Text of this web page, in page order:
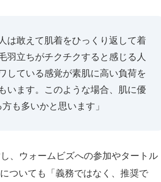
は敢えて肌着をひっくり返して着
羽立ちがチクチクすると感じる人
している感覚が素肌に高い負荷を
います。このような場合、肌に優
も多いかと思います」
、ウォームビズへの参加やタートル
ついても「義務ではなく、推奨で